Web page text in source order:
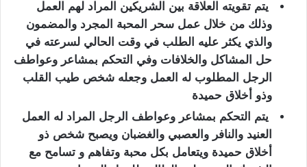
يتم تقويته العلاقة بين الشريكين المراد لهم العمل
وذلك من خلال عمل سحر المحبة المجرد والمضمون
والذي يكثر عليه الطلب في وقت الحالي لسرعته في
حل المشاكل والخلافات وفي التحكم بمشاعر وعواطف
الرجل المطلوب له العمل وجعله شخص طيب القلب
وذو أخلاق حميدة
يتم التحكم بمشاعر وعواطف الرجل المراد له العمل
العنيد والنافر والعصبي والغضبان ويصبح شخص ذو
أخلاق حميدة ويتعامل بكل محبة وتفاهم و تسامح مع